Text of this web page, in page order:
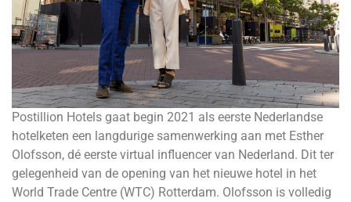
Postillion Hotels gaat begin 2021 als eerste Nederlandse
hotelketen een langdurige samenwerking aan met Esther
Olofsson, dé eerste virtual influencer van Nederland. Dit ter
gelegenheid van de opening van het nieuwe hotel in het
World Trade Centre (WTC) Rotterdam. Olofsson is volledig